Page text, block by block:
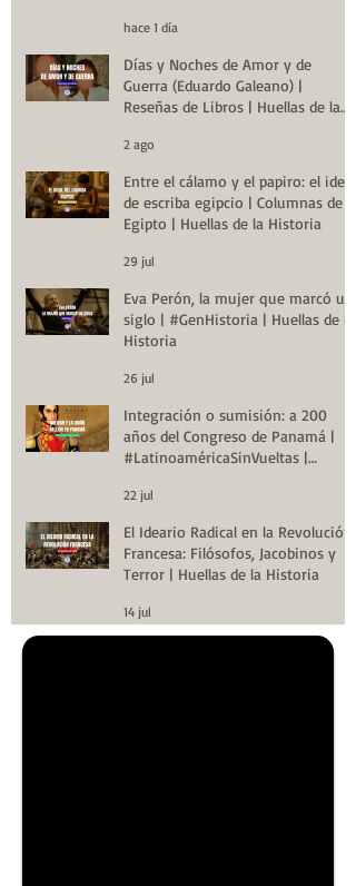
hace 1 día
Días y Noches de Amor y de
Guerra (Eduardo Galeano) |
Reseñas de Libros | Huellas de la
2 ago
Entre el cálamo y el papiro: el ideal
de escriba egipcio | Columnas de
Egipto | Huellas de la Historia
29 jul
Eva Perón, la mujer que marcó un
siglo | #GenHistoria | Huellas de la
Historia
26 jul
Integración o sumisión: a 200
años del Congreso de Panamá |
#LatinoaméricaSinVueltas |
22 jul
El Ideario Radical en la Revolución
Francesa: Filósofos, Jacobinos y
Terror | Huellas de la Historia
14 jul